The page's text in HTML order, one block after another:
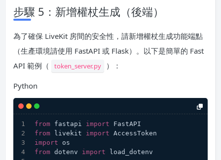
步驟 5：新增權杖生成（後端）
為了確保 LiveKit 房間的安全性，請新增權杖生成功能端點
（生產環境請使用 FastAPI 或 Flask）。以下是簡單的 Fast
API 範例（
token_server.py ）：
Python
from fastapi import FastAPI
from livekit import AccessToken
import os
from dotenv import load_dotenv